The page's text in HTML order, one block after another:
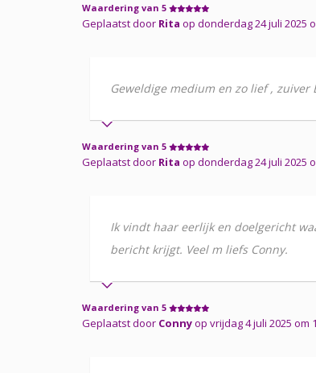
Waardering van 5
Geplaatst door Rita op donderdag 24 juli 2025
Geweldige medium en zo lief ,
Waardering van 5
Geplaatst door Rita op donderdag 24 juli 2025
Ik vindt haar eerlijk en doelgericht
bericht krijgt. Veel m liefs Conny.
Waardering van 5
Geplaatst door Connyop vrijdag 4 juli 2025 om